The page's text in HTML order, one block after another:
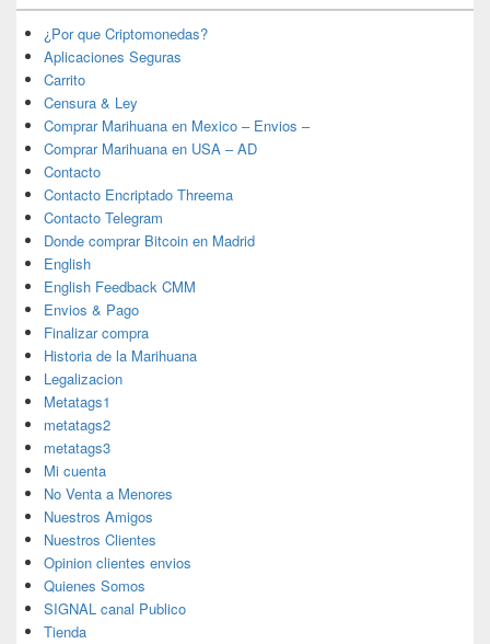
¿Por que Criptomonedas?
Aplicaciones Seguras
Carrito
Censura & Ley
Comprar Marihuana en Mexico – Envios –
Comprar Marihuana en USA – AD
Contacto
Contacto Encriptado Threema
Contacto Telegram
Donde comprar Bitcoin en Madrid
English
English Feedback CMM
Envios & Pago
Finalizar compra
Historia de la Marihuana
Legalizacion
Metatags1
metatags2
metatags3
Mi cuenta
No Venta a Menores
Nuestros Amigos
Nuestros Clientes
Opinion clientes envios
Quienes Somos
SIGNAL canal Publico
Tienda